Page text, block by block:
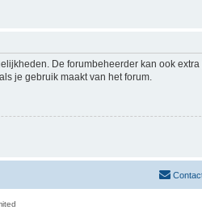
De forumbeheerder kan ook
je gebruik maakt van het forum.